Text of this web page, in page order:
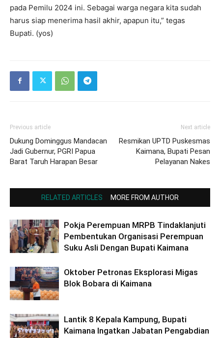
pada Pemilu 2024 ini. Sebagai warga negara kita sudah
harus siap menerima hasil akhir, apapun itu,” tegas
Bupati. (yos)
Previous article
Dukung Dominggus Mandacan
Jadi Gubernur, PGRI Papua
Barat Taruh Harapan Besar
Next article
Resmikan UPTD Puskesmas
Kaimana, Bupati Pesan
Pelayanan Nakes
RELATED ARTICLES MORE FROM AUTHOR
Pokja Perempuan MRPB Tindaklanjuti
Pembentukan Organisasi Perempuan
Suku Asli Dengan Bupati Kaimana
Oktober Petronas Eksplorasi Migas
Blok Bobara di Kaimana
Lantik 8 Kepala Kampung, Bupati
Kaimana Ingatkan Jabatan Pengabdian